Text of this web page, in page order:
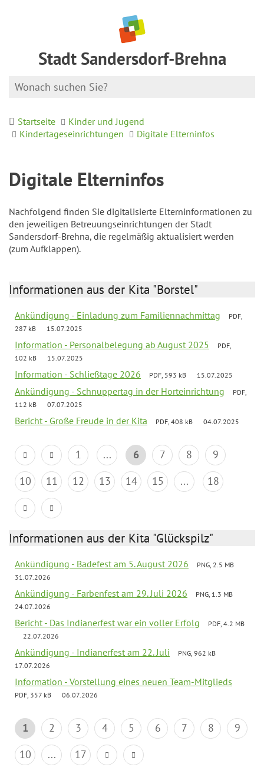
Stadt Sandersdorf-Brehna
Startseite
Kinder und Jugend
Kindertageseinrichtungen
Digitale Elterninfos
Digitale Elterninfos
Nachfolgend finden Sie digitalisierte Elterninformationen zu
den jeweiligen Betreuungseinrichtungen der Stadt
Sandersdorf-Brehna, die regelmäßig aktualisiert werden
(zum Aufklappen).
Informationen aus der Kita "Borstel"
Ankündigung - Einladung zum Familiennachmittag
PDF,
287 kB
15.07.2025
Information - Personalbelegung ab August 2025
PDF,
102 kB
15.07.2025
Information - Schließtage 2026 PDF, 593 kB 15.07.2025
Ankündigung - Schnuppertag in der Horteinrichtung
PDF,
112 kB
07.07.2025
Bericht - Große Freude in der Kita PDF, 408 kB 04.07.2025
1 ... 6 7 8
9
10
11 12 13 14 15 ... 18
Informationen aus der Kita "Glückspilz"
Ankündigung - Badefest am 5. August 2026
PNG, 2.5 MB
31.07.2026
Ankündigung - Farbenfest am 29. Juli 2026
PNG, 1.3 MB
24.07.2026
Bericht - Das Indianerfest war ein voller Erfolg
PDF, 4.2 MB
22.07.2026
Ankündigung - Indianerfest am 22. Juli
PNG, 962 kB
17.07.2026
Information - Vorstellung eines neuen Team-Mitglieds
PDF, 357 kB 06.07.2026
1 2 3 4 5 6 7 8
9
10
... 17